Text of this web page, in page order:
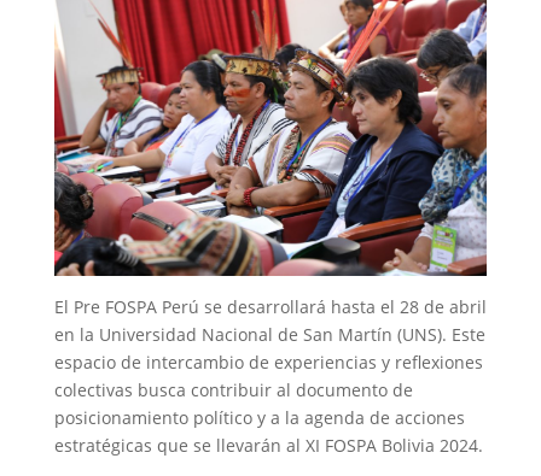
El Pre FOSPA Perú se desarrollará hasta el 28 de abril
en la Universidad Nacional de San Martín (UNS). Este
espacio de intercambio de experiencias y reflexiones
colectivas busca contribuir al documento de
posicionamiento político y a la agenda de acciones
estratégicas que se llevarán al XI FOSPA Bolivia 2024.